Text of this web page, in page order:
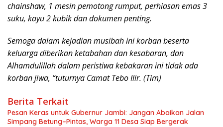
chainshaw, 1 mesin pemotong rumput, perhiasan emas 3
suku, kayu 2 kubik dan dokumen penting.
Semoga dalam kejadian musibah ini korban beserta
keluarga diberikan ketabahan dan kesabaran, dan
Alhamdulillah dalam peristiwa kebakaran ini tidak ada
korban jiwa, “tuturnya Camat Tebo Ilir. (Tim)
Berita Terkait
Pesan Keras untuk Gubernur Jambi: Jangan Abaikan Jalan
Simpang Betung–Pintas, Warga 11 Desa Siap Bergerak